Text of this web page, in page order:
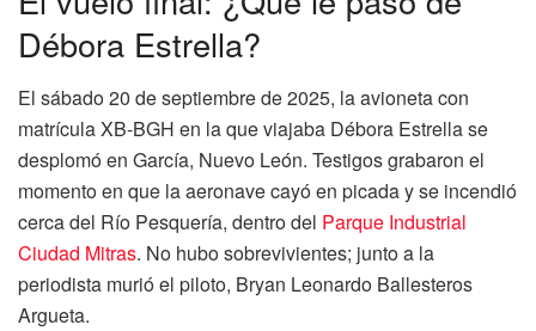
Débora Estrella?
El sábado 20 de septiembre de 2025, la avioneta con
matrícula XB-BGH en la que viajaba Débora Estrella se
desplomó en García, Nuevo León. Testigos grabaron el
momento en que la aeronave cayó en picada y se incendió
cerca del Río Pesquería, dentro del Parque Industrial
Ciudad Mitras. No hubo sobrevivientes; junto a la
periodista murió el piloto, Bryan Leonardo Ballesteros
Argueta.